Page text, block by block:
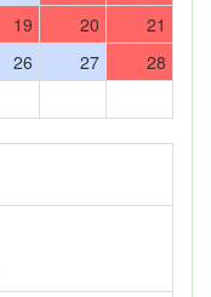
19 20
21
26 27
28